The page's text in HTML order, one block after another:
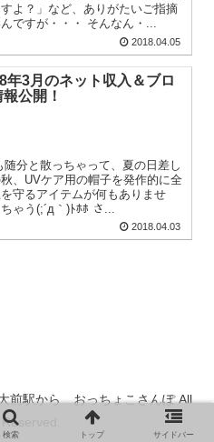
よ？」など、ありがたいご指摘
ですが・・・ そんなん・...
2018.04.05
年3月のネット収入＆ブロ
公開！
分と散っちゃって、夏の日差し
、UVケア用の帽子を発作的に全
守るアイテムが何もありませ
ゃう(;´д｀)ﾄﾎﾎ さ...
2018.04.03
前駅から おっちょこさんぽ All
Reserved.
検索 トップ サイドバー